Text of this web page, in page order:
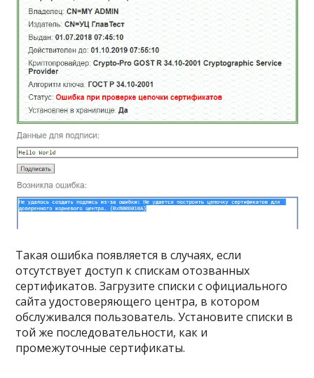
Такая ошибка появляется в случаях, если
отсутствует доступ к спискам отозванных
сертификатов. Загрузите списки с официального
сайта удостоверяющего центра, в котором
обслуживался пользователь. Установите списки в
той же последовательности, как и
промежуточные сертификаты.